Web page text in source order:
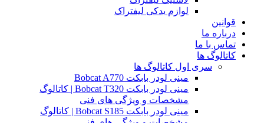
لوازم یدکی لیفتراک
قوانین
درباره ما
تماس با ما
کاتالوگ ها
سری اول کاتالوگ ها
مینی لودر بابکت Bobcat A770
مینی لودر بابکت Bobcat T320 | کاتالوگ
مشخصات و ویژگی های فنی
مینی لودر بابکت Bobcat S185 | کاتالوگ